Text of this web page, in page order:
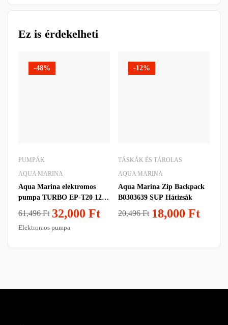
Ez is érdekelheti
-48%
PUMPÁK
AQUA MARINA
Aqua Marina elektromos
pumpa TURBO EP-T20 12 V
61,496Ft 32,000 Ft
Elektromos pumpa
-12%
TÁSKÁK ÉS TÁROLAS
AQUA MARINA
Aqua Marina Zip Backpack
B0303639 SUP Hátizsák
20,496Ft 18,000 Ft